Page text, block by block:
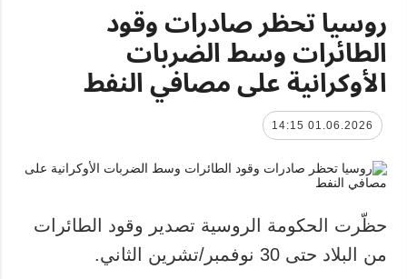
روسيا تحظر صادرات وقود
الطائرات وسط الضربات
الأوكرانية على مصافي النفط
01.06.2026 14:15
حظّرت الحكومة الروسية تصدير وقود الطائرات
من البلاد حتى 30 نوفمبر/تشرين الثاني.